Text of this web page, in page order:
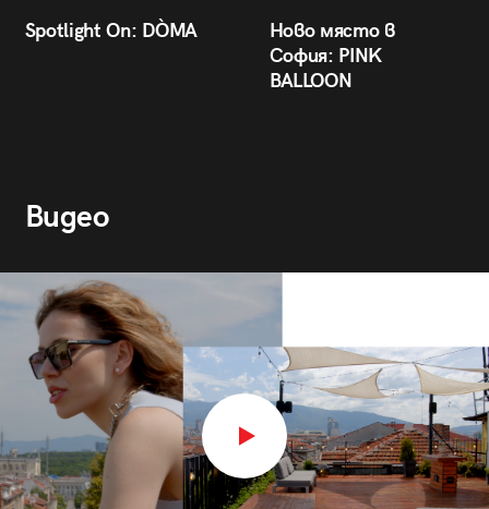
Spotlight On: DÒMA
Ново място в
София: PINK
BALLOON
Видео